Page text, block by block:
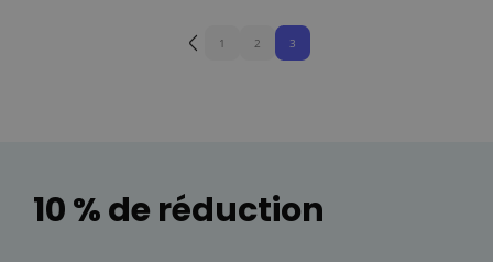
1 2 3
10 % de réduction